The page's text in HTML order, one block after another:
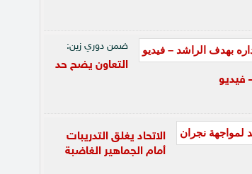
ضمن دوري زين:
التعاون يضح حد
فيديو
الاتحاد يغلق التدريبات
أمام الجماهير الغاضبة